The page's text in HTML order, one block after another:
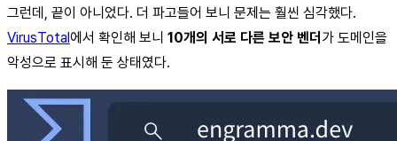
그런데, 끝이 아니었다. 더 파고들어 보니 문제는 훨씬 심각했다.
VirusTotal에서 확인해 보니 10개의 서로 다른 보안 벤더 가 도메인을
악성으로 표시해 둔 상태였다.